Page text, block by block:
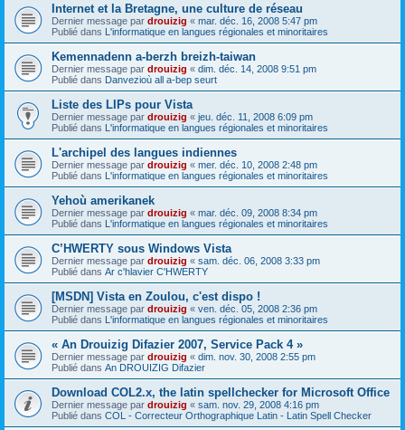
Internet et la Bretagne, une culture de réseau
Dernier message par drouizig « mar. déc. 16, 2008 5:47 pm
Publié dans L'informatique en langues régionales et minoritaires
Kemennadenn a-berzh breizh-taiwan
Dernier message par drouizig « dim. déc. 14, 2008 9:51 pm
Publié dans Danvezioù all a-bep seurt
Liste des LIPs pour Vista
Dernier message par drouizig « jeu. déc. 11, 2008 6:09 pm
Publié dans L'informatique en langues régionales et minoritaires
L'archipel des langues indiennes
Dernier message par drouizig « mer. déc. 10, 2008 2:48 pm
Publié dans L'informatique en langues régionales et minoritaires
Yehoù amerikanek
Dernier message par drouizig « mar. déc. 09, 2008 8:34 pm
Publié dans L'informatique en langues régionales et minoritaires
C’HWERTY sous Windows Vista
Dernier message par drouizig « sam. déc. 06, 2008 3:33 pm
Publié dans Ar c'hlavier C'HWERTY
[MSDN] Vista en Zoulou, c'est dispo !
Dernier message par drouizig « ven. déc. 05, 2008 2:36 pm
Publié dans L'informatique en langues régionales et minoritaires
« An Drouizig Difazier 2007, Service Pack 4 »
Dernier message par drouizig « dim. nov. 30, 2008 2:55 pm
Publié dans An DROUIZIG Difazier
Download COL2.x, the latin spellchecker for Microsoft Office
Dernier message par drouizig « sam. nov. 29, 2008 4:16 pm
Publié dans COL - Correcteur Orthographique Latin - Latin Spell Checker